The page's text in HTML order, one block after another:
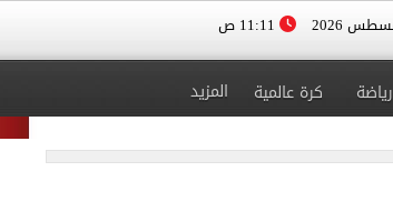
رياضة كرة عالمية المزيد